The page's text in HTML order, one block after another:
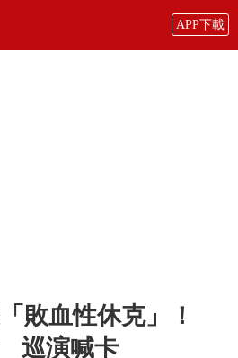
APP下載
敗血性休克」！
巡演喊卡